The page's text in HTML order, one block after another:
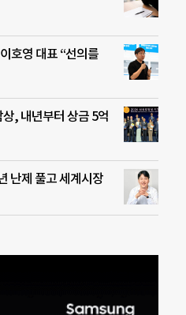
호영 대표 “선의를
, 내년부터 상금 5억
난제 풀고 세계시장